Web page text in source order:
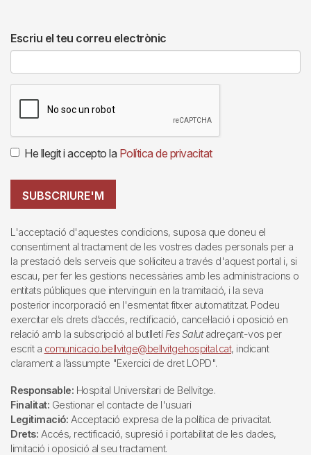
Escriu el teu correu electrònic
He llegit i accepto la Política de privacitat
SUBSCRIURE'M
L'acceptació d'aquestes condicions, suposa que doneu el
consentiment al tractament de les vostres dades personals per a
la prestació dels serveis que sol·liciteu a través d'aquest portal i, si
escau, per fer les gestions necessàries amb les administracions o
entitats públiques que intervinguin en la tramitació, i la seva
posterior incorporació en l'esmentat fitxer automatitzat. Podeu
exercitar els drets d’accés, rectificació, cancel·lació i oposició en
relació amb la subscripció al butlletí Fes Salutadreçant-vos per
escrit a comunicacio.bellvitge@bellvitgehospital.cat, indicant
clarament a l’assumpte "Exercici de dret LOPD".
Responsable: Hospital Universitari de Bellvitge.
Finalitat: Gestionar el contacte de l'usuari
Legitimació: Acceptació expresa de la política de privacitat.
Drets: Accés, rectificació, supresió i portabilitat de les dades,
limitació i oposició al seu tractament.